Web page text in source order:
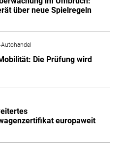
über neue Spielregeln
Autohandel
Die Prüfung wird
europaweit